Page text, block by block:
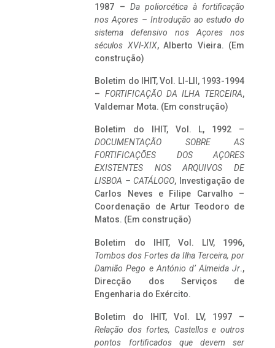
1987 – Da poliorcética à fortificação
nos Açores – Introdução ao estudo do
sistema defensivo nos Açores nos
séculos XVI-XIX, Alberto Vieira. (Em
construção)
Boletim do IHIT, Vol. LI-LII, 1993-1994
– FORTIFICAÇÃO DA ILHA TERCEIRA,
Valdemar Mota. (Em construção)
Boletim do IHIT, Vol. L, 1992 –
DOCUMENTAÇÃO SOBRE AS
FORTIFICAÇÕES DOS AÇORES
EXISTENTES NOS ARQUIVOS DE
LISBOA – CATÁLOGO, Investigação de
Carlos Neves e Filipe Carvalho –
Coordenação de Artur Teodoro de
Matos. (Em construção)
Boletim do IHIT, Vol. LIV, 1996,
Tombos dos Fortes da Ilha Terceira, por
Damião Pego e António d’ Almeida Jr.,
Direcção dos Serviços de
Engenharia do Exército.
Boletim do IHIT, Vol. LV, 1997 –
Relação dos fortes, Castellos e outros
pontos fortificados que devem ser